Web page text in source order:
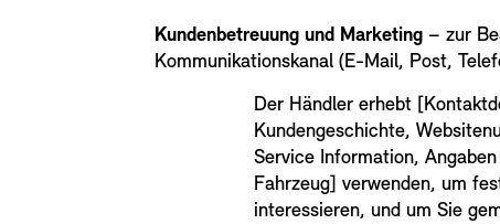
Kundenbetreuung und Marketing – zur
Kommunikationskanal (E-Mail, Post,
Der Händler erhebt
Kundengeschichte,
Service Information,
Fahrzeug] verwenden, um
interessieren, und um Sie